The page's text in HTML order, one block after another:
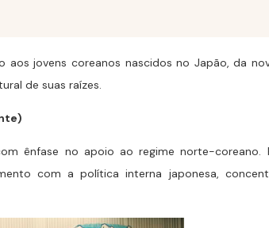
jovens coreanos nascidos no Japão, da
de suas raízes.
ênfase no apoio ao regime norte-coreano.
com a política interna japonesa,